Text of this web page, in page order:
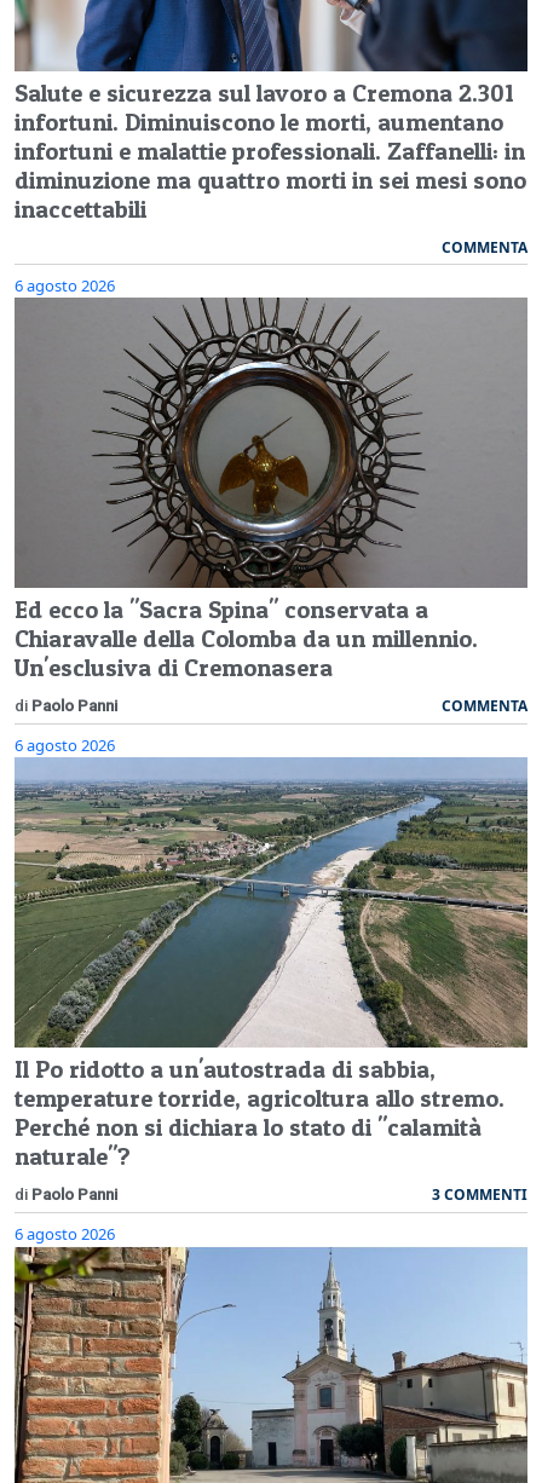
Salute e sicurezza sul lavoro a Cremona 2.301
infortuni. Diminuiscono le morti, aumentano
infortuni e malattie professionali. Zaffanelli: in
diminuzione ma quattro morti in sei mesi sono
inaccettabili
COMMENTA
6 agosto 2026
Ed ecco la "Sacra Spina" conservata a
Chiaravalle della Colomba da un millennio.
Un'esclusiva di Cremonasera
di Paolo Panni COMMENTA
6 agosto 2026
Il Po ridotto a un'autostrada di sabbia,
temperature torride, agricoltura allo stremo.
Perché non si dichiara lo stato di "calamità
naturale"?
di Paolo Panni 3 COMMENTI
6 agosto 2026